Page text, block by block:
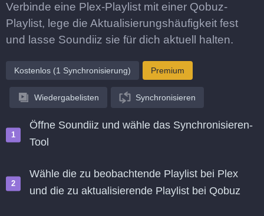
Verbinde eine Plex-Playlist mit einer Qobuz-
Playlist, lege die Aktualisierungshäufigkeit fest
und lasse Soundiiz sie für dich aktuell halten.
Kostenlos (1 Synchronisierung) Premium
Wiedergabelisten Synchronisieren
Öffne Soundiiz und wähle das Synchronisieren-
Tool
Wähle die zu beobachtende Playlist bei Plex
und die zu aktualisierende Playlist bei Qobuz